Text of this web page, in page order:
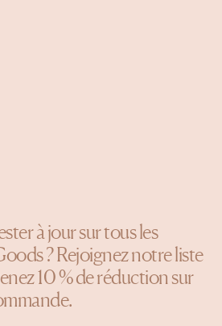
à jour sur tous les
? Rejoignez notre liste
10 % de réduction sur